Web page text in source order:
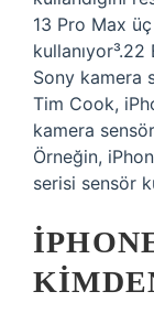
13 Pro Max
Sony kamera
Tim Cook,
kamera
Örneğin,
serisi sensör